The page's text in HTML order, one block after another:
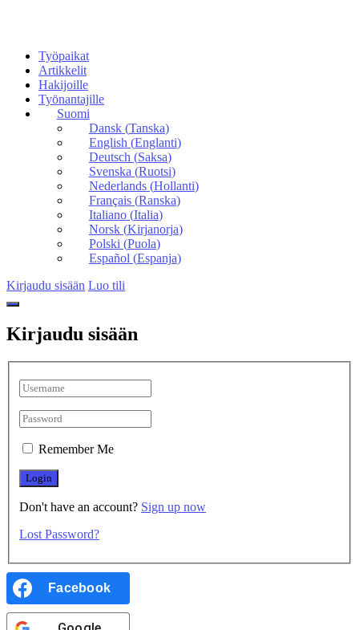
Työpaikat
Artikkelit
Hakijoille
Työnantajille
Suomi
Dansk(Tanska)
English (Englanti)
Deutsch (Saksa)
Svenska (Ruotsi)
Nederlands(Hollanti)
Français(Ranska)
Italiano(Italia)
Norsk(Kirjanorja)
Polski (Puola)
Español (Espanja)
Kirjaudu sisään Luo tili
Kirjaudu sisään
Remember Me
Don't have an account? Sign up now
Lost Password?
Facebook